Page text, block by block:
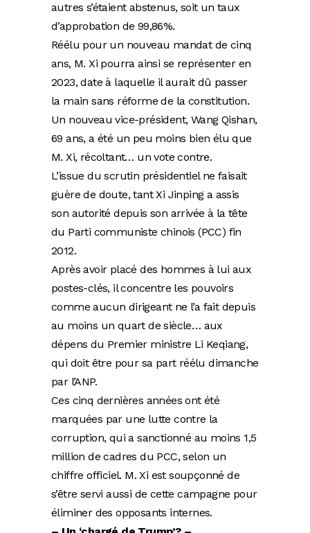
autres s’étaient abstenus, soit un taux
d’approbation de 99,86%.
Réélu pour un nouveau mandat de cinq
ans, M. Xi pourra ainsi se représenter en
2023, date à laquelle il aurait dû passer
la main sans réforme de la constitution.
Un nouveau vice-président, Wang Qishan,
69 ans, a été un peu moins bien élu que
M. Xi, récoltant… un vote contre.
L’issue du scrutin présidentiel ne faisait
guère de doute, tant Xi Jinping a assis
son autorité depuis son arrivée à la tête
du Parti communiste chinois (PCC) fin
2012.
Après avoir placé des hommes à lui aux
postes-clés, il concentre les pouvoirs
comme aucun dirigeant ne l’a fait depuis
au moins un quart de siècle… aux
dépens du Premier ministre Li Keqiang,
qui doit être pour sa part réélu dimanche
par l’ANP.
Ces cinq dernières années ont été
marquées par une lutte contre la
corruption, qui a sanctionné au moins 1,5
million de cadres du PCC, selon un
chiffre officiel. M. Xi est soupçonné de
s’être servi aussi de cette campagne pour
éliminer des opposants internes.